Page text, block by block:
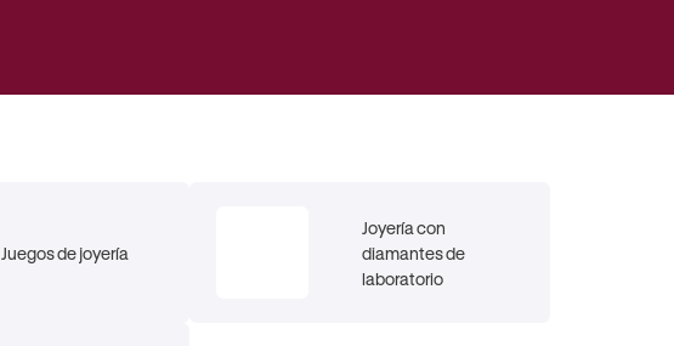
Juegos de joyería
Joyería con
diamantes de
laboratorio